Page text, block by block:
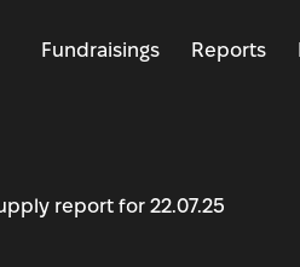
Fundraisings Reports
report for 22.07.25